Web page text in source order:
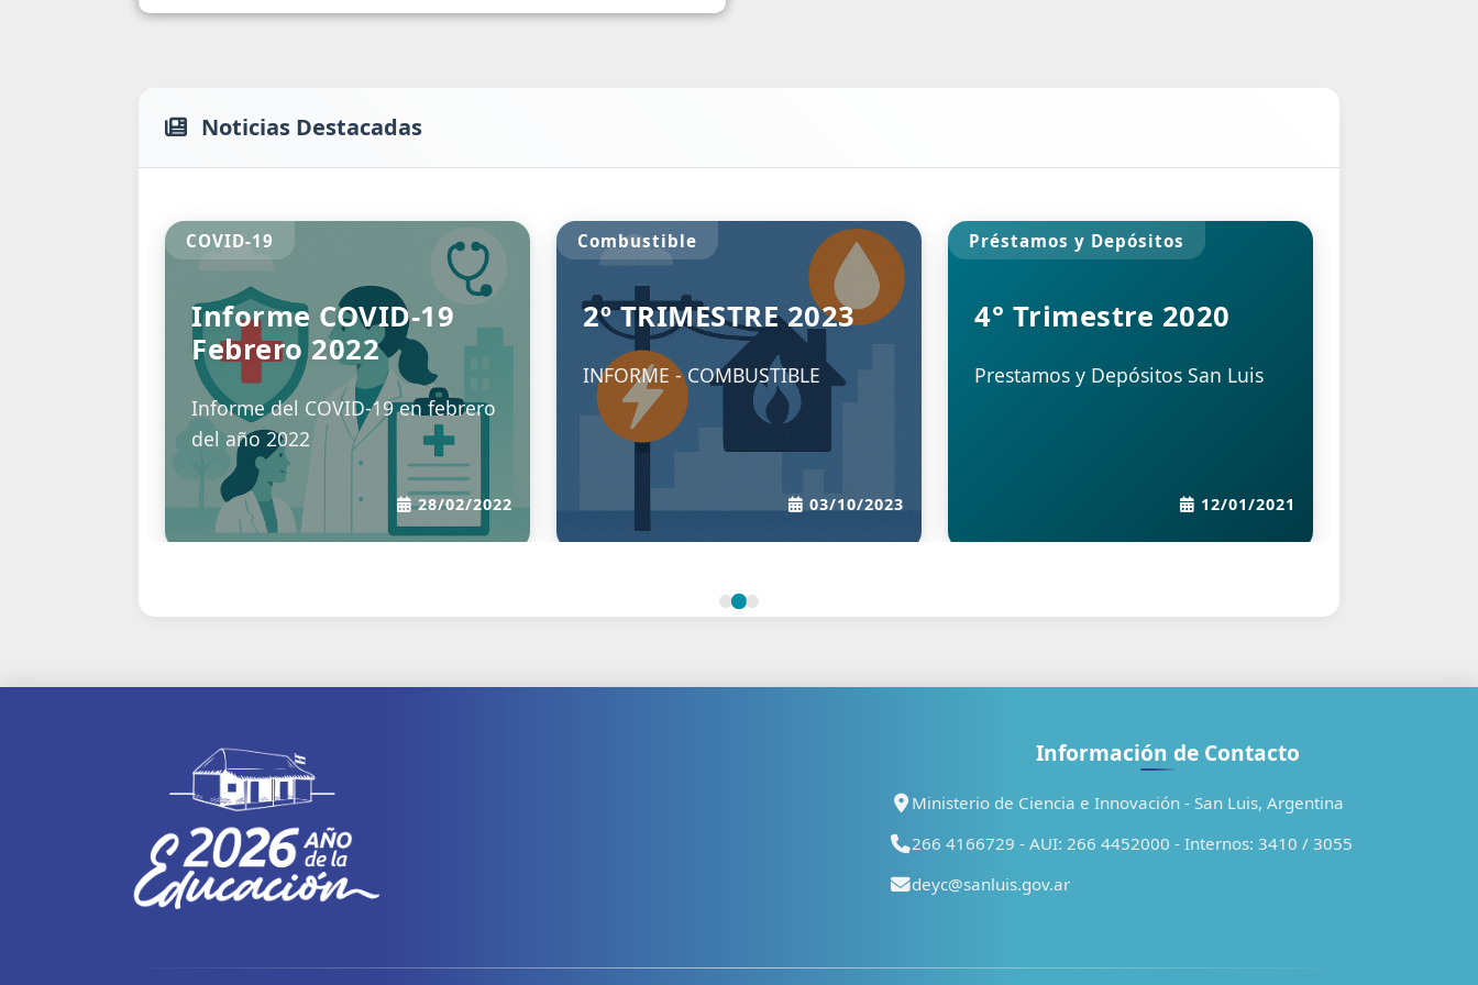
Noticias Destacadas
COVID-19
Informe COVID-19
Febrero 2022
Informe del COVID-19 en febrero
del año 2022
28/02/2022
Combustible
2º TRIMESTRE 2023
INFORME - COMBUSTIBLE
03/10/2023
Préstamos y Depósitos
4° Trimestre 2020
Prestamos y Depósitos San Luis
12/01/2021
Información de Contacto
Ministerio de Ciencia e Innovación - San Luis, Argentina
266 4166729 - AUI: 266 4452000 - Internos: 3410 / 3055
deyc@sanluis.gov.ar